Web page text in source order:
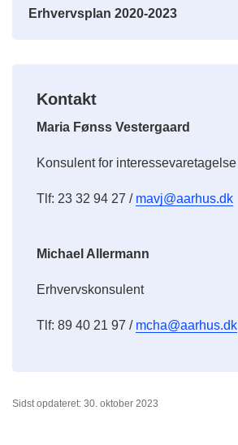
Erhvervsplan 2020-2023
Kontakt
Maria Fønss Vestergaard
Konsulent for interessevaretagelse
Tlf: 23 32 94 27 / mavj@aarhus.dk
Michael Allermann
Erhvervskonsulent
Tlf: 89 40 21 97 / mcha@aarhus.dk
Sidst opdateret: 30. oktober 2023